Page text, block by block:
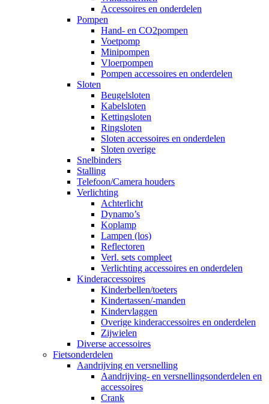
Accessoires en onderdelen
Pompen
Hand- en CO2pompen
Voetpomp
Minipompen
Vloerpompen
Pompen accessoires en onderdelen
Sloten
Beugelsloten
Kabelsloten
Kettingsloten
Ringsloten
Sloten accessoires en onderdelen
Sloten overige
Snelbinders
Stalling
Telefoon/Camera houders
Verlichting
Achterlicht
Dynamo’s
Koplamp
Lampen (los)
Reflectoren
Verl. sets compleet
Verlichting accessoires en onderdelen
Kinderaccessoires
Kinderbellen/toeters
Kindertassen/-manden
Kindervlaggen
Overige kinderaccessoires en onderdelen
Zijwielen
Diverse accessoires
Fietsonderdelen
Aandrijving en versnelling
Aandrijving- en versnellingsonderdelen en
accessoires
Crank